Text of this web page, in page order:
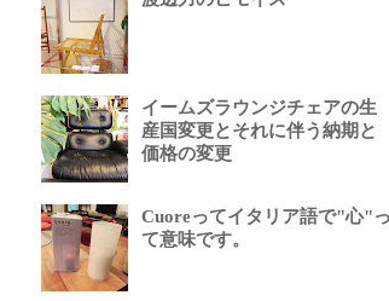
イームズラウンジチェアの生
産国変更とそれに伴う納期と
価格の変更
Cuoreってイタリア語で"心"っ
て意味です。